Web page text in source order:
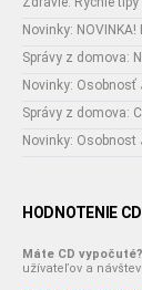
Novinky:
Správy z domova:
Novinky: Osobnosť
Správy z domova:
HODNOTENIE CD
Máte CD vypočuté?
užívateľov a